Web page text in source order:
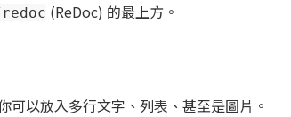
(ReDoc) 的最上方。
以放入多行文字、列表、甚至是圖片。